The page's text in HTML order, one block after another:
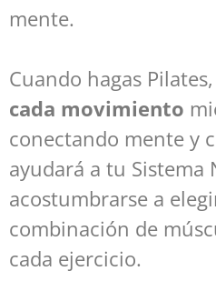
mente.
Cuando hagas Pilates,
cada movimiento
conectando mente y
ayudará a tu Sistema
acostumbrarse a
combinación de
cada ejercicio.